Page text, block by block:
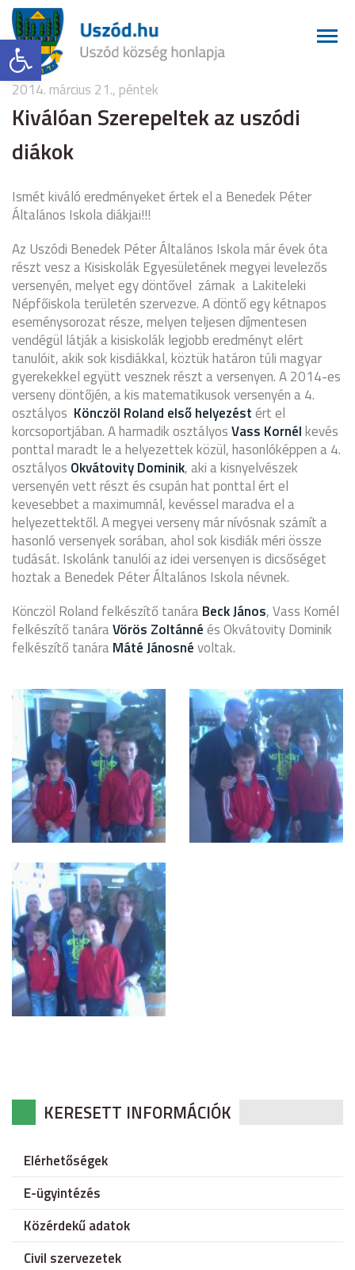
Eszköztár megnyitása
2014. március 21., péntek
Kiválóan Szerepeltek az uszódi
diákok
Ismét kiváló eredményeket értek el a Benedek Péter
Általános Iskola diákjai!!!
Az Uszódi Benedek Péter Általános Iskola már évek óta
részt vesz a Kisiskolák Egyesületének megyei levelezős
versenyén, melyet egy döntővel zárnak a Lakiteleki
Népfőiskola területén szervezve. A döntő egy kétnapos
eseménysorozat része, melyen teljesen díjmentesen
vendégül látják a kisiskolák legjobb eredményt elért
tanulóit, akik sok kisdiákkal, köztük határon túli magyar
gyerekekkel együtt vesznek részt a versenyen. A 2014-es
verseny döntőjén, a kis matematikusok versenyén a 4.
osztályos Könczöl Roland első helyezéstért el
korcsoportjában. A harmadik osztályosVass Kornélkevés
ponttal maradt le a helyezettek közül, hasonlóképpen a 4.
osztályos Okvátovity Dominik, aki a kisnyelvészek
versenyén vett részt és csupán hat ponttal ért el
kevesebbet a maximumnál, kevéssel maradva el a
helyezettektől. A megyei verseny már nívósnak számít a
hasonló versenyek sorában, ahol sok kisdiák méri össze
tudását. Iskolánk tanulói az idei versenyen is dicsőséget
hoztak a Benedek Péter Általános Iskola névnek.
Könczöl Roland felkészítő tanáraBeck János, Vass Kornél
felkészítő tanáraVörös Zoltánnéés Okvátovity Dominik
felkészítő tanáraMáté Jánosnévoltak.
KERESETT INFORMÁCIÓK
Elérhetőségek
E-ügyintézés
Közérdekű adatok
Civil szervezetek